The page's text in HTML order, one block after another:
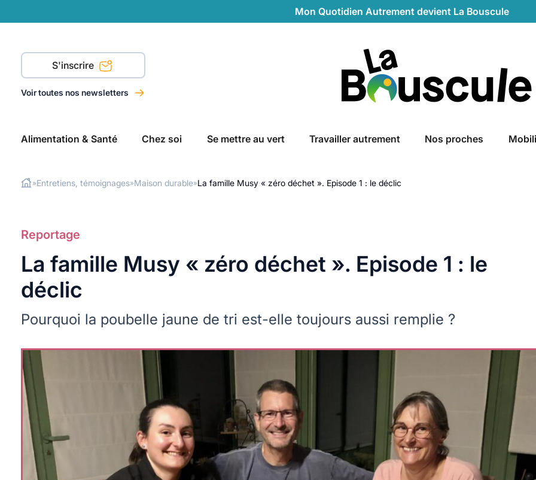
Mon Quotidien Autrement devient La Bouscule
S'inscrire
Voir toutes nos newsletters
Alimentation & Santé
Chez soi Se mettre au vert Travailler autrement Nos proches
»Entretiens, témoignages»Maison durable»La famille Musy « zéro déchet ». Episode 1 : le déclic
Reportage
La famille Musy « zéro déchet ». Episode 1 : le
déclic
Pourquoi la poubelle jaune de tri est-elle toujours aussi remplie ?